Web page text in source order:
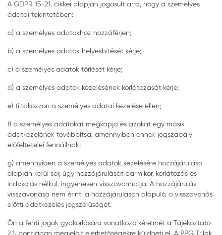
A GDPR 15-21. cikkei alapján jogosult arra, hogy a személyes
adatai tekintetében:
a) a személyes adatokhoz hozzáférjen;
b) a személyes adatok helyesbítését kérje;
c) a személyes adatok törlését kérje;
d) a személyes adatok kezelésének korlátozását kérje;
e) tiltakozzon a személyes adatai kezelése ellen;
f) a személyes adatokat megkapja és azokat egy másik
adatkezelőnek továbbítsa, amennyiben ennek jogszabályi
előfeltételei fennállnak;
g) amennyiben a személyes adatok kezelésére hozzájárulása
alapján kerül sor, úgy hozzájárulását bármikor, korlátozás és
indokolás nélkül, ingyenesen visszavonhatja. A hozzájárulás
visszavonása nem érinti a hozzájáruláson alapuló, a visszavonás
előtti adatkezelés jogszerűségét.
Ön a fenti jogok gyakorlására vonatkozó kérelmét a Tájékoztató
2.1. pontjában megjelölt elérhetőségekre küldheti el. A PPG Trilak